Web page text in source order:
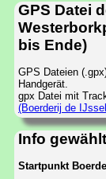
GPS Datei
bis Ende)
GPS Dateien
Handgerät.
gpx Datei mit
(Boerderij de
Info
Startpunkt